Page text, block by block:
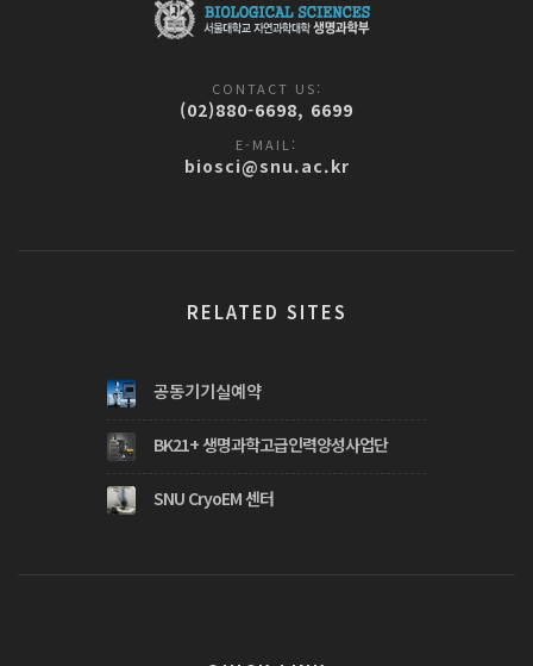
CONTACT US:
(02)880-6698, 6699
E-MAIL:
biosci@snu.ac.kr
RELATED SITES
공동기기실예약
BK21+ 생명과학고급인력양성사업단
SNU CryoEM 센터